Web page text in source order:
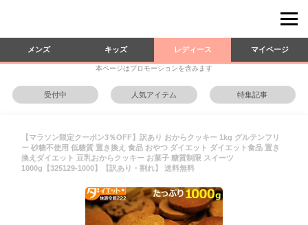
メンズ キッズ レディース マイページ
本ページはプロモーションを含みます
受付中 人気アイテム 特集記事
【マラソン限定クーポン3％OFF】訳あり おからクッキー 1kg グルテンフリ
ー 砂糖不使用 低糖質 置き換え 食品 おやつ ダイエット ダイエット食品 置き
換えダイエット 豆乳おからクッキー お菓子 糖質制限 スイーツ
1000g【325129-1000】【訳あり・割れ】 送料無料